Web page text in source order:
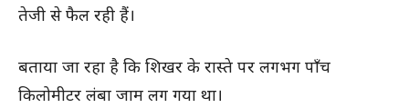
तेजी से फैल रही हैं।
बताया जा रहा है कि शिखर के रास्ते पर लगभग पाँच
किलोमीटर लंबा जाम लग गया था।